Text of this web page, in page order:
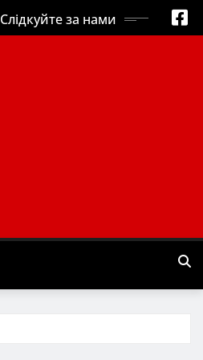
Слідкуйте за нами